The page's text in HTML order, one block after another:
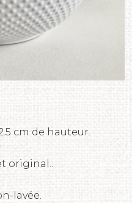
cm de hauteur.
original..
lavée.